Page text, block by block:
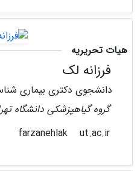
هیات تحریریه
فرزانه لک
دانشجوی دکتری بیماری
گروه گیاهپزشکی دانشگاه
ut.ac.ir